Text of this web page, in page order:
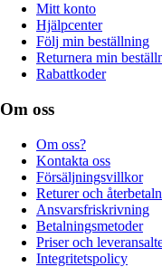
Mitt konto
Hjälpcenter
Följ min beställning
Returnera min
Rabattkoder
Om oss
Om oss?
Kontakta oss
Försäljningsvillkor
Returer och
Ansvarsfriskrivning
Betalningsmetoder
Priser och
Integritetspolicy